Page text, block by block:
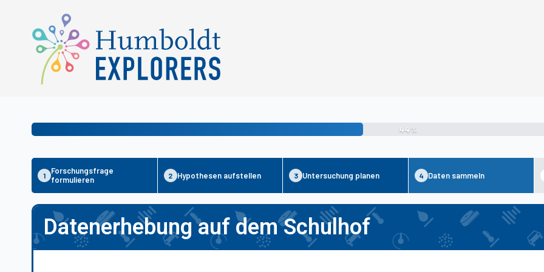
44%
1
Forschungsfrage
formulieren
2 Hypothesen aufstellen 3 Untersuchung planen 4 Daten sammeln
Datenerhebung auf dem Schulhof